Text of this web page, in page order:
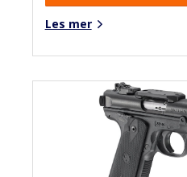
Les mer